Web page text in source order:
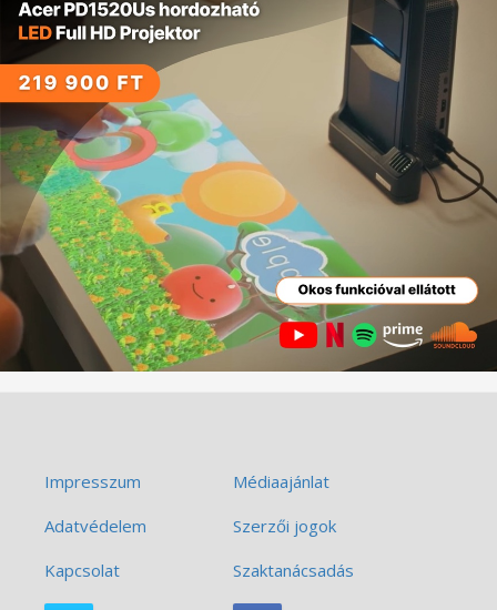
Impresszum
Médiaajánlat
Adatvédelem
Szerzői jogok
Kapcsolat
Szaktanácsadás